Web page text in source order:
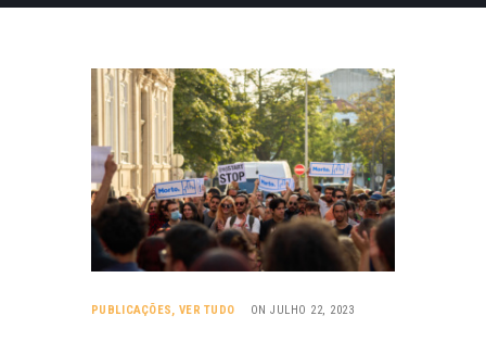
ARTIGOS
PUBLICAÇÕES, VER TUDO ON JULHO 22, 2023